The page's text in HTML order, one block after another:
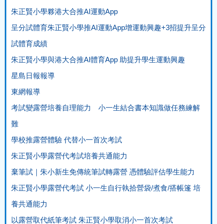
朱正賢小學夥港大合推AI運動App
呈分試體育朱正賢小學推AI運動App增運動興趣+3招提升呈分
試體育成績
朱正賢小學與港大合推AI體育App 助提升學生運動興趣
星島日報報導
東網報導
考試變露營培養自理能力 小一生結合書本知識做任務練解
難
學校推露營體驗 代替小一首次考試
朱正賢小學露營代考試培養共通能力
棄筆試｜朱小新生免傳統筆試轉露營 憑體驗評估學生能力
朱正賢小學露營代考試 小一生自行執拾營袋/煮食/搭帳篷 培
養共通能力
以露營取代紙筆考試 朱正賢小學取消小一首次考試